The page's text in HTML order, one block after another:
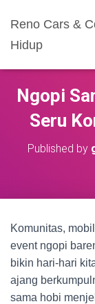
Reno Cars &
Hidup
Ngopi
Seru
Published by
Komunitas,
event ngopi
bikin hari-hari
ajang
sama hobi